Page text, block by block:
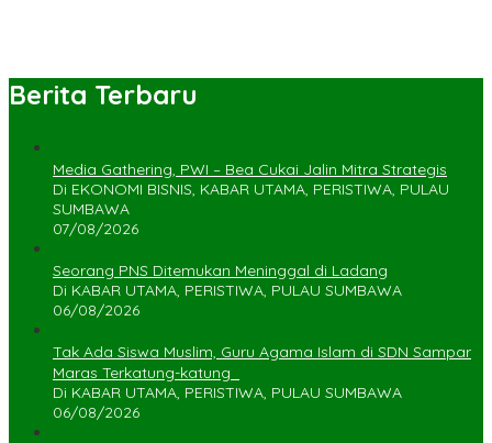
Berita Terbaru
Media Gathering, PWI – Bea Cukai Jalin Mitra Strategis
Di EKONOMI BISNIS, KABAR UTAMA, PERISTIWA, PULAU
SUMBAWA
07/08/2026
Seorang PNS Ditemukan Meninggal di Ladang
Di KABAR UTAMA, PERISTIWA, PULAU SUMBAWA
06/08/2026
Tak Ada Siswa Muslim, Guru Agama Islam di SDN Sampar
Maras Terkatung-katung ‎
Di KABAR UTAMA, PERISTIWA, PULAU SUMBAWA
06/08/2026